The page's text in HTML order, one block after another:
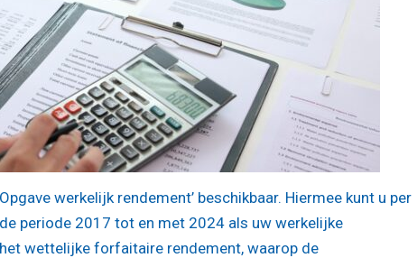
werkelijk rendement’ beschikbaar. Hiermee kunt u per
periode 2017 tot en met 2024 als uw werkelijke
wettelijke forfaitaire rendement, waarop de